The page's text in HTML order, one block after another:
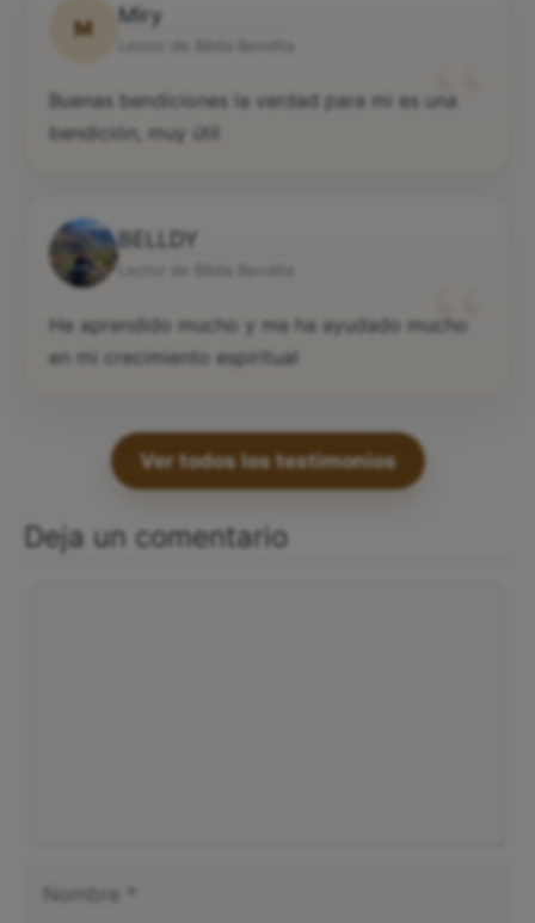
M
Miry
“
Buenas bendiciones la verdad para mi es una
bendición, muy útil
BELLDY
“
He aprendido mucho y me ha ayudado mucho
en mi crecimiento espiritual
Ver todos los testimonios
Deja un comentario